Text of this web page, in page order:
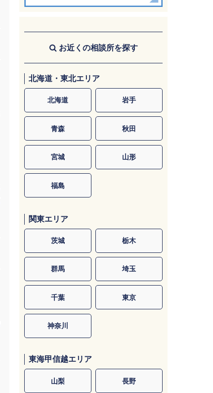
お近くの相談所を探す
北海道・東北エリア
北海道 岩手
青森 秋田
宮城 山形
福島
関東エリア
茨城 栃木
群馬 埼玉
千葉 東京
神奈川
東海甲信越エリア
山梨 長野